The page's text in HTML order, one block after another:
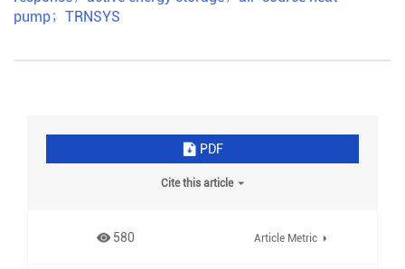
pump； TRNSYS
PDF
Cite this article
580 Article Metric